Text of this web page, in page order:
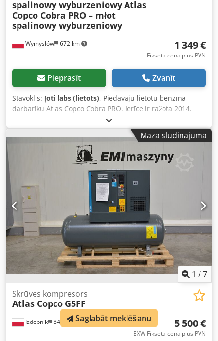
Wymysłów 672 km
spalinowy wyburzeniowyAtlas
Copco Cobra PRO – młot
spalinowy wyburzeniowy
1 349 €
Fiksēta cena plus PVN
Pieprasīt Zvanīt
Stāvoklis: ļoti labs (lietots), Piedāvāju lietotu benzīna
darbarīku Atlas Copco Cobra PRO. Ierīce ir ražota 2014.
gadā un izgatavota Zviedrijā. Cobra PRO ir profesionāls
benzīna darbarīks, kas paredzēts būvniecības, ceļu un
demontāžas darbiem – tam nav nepieciešams elektrības
pieslēgums vai kompresors, tāpēc tas ir īpaši piemērots
darbam ārpus telpām. Vizualais stāvoklis atbilst
fotogrāfijām – ir normāli lietošanas pēdas, skrāpējumi un
nodilumi. Aprīkots ar darba kaltu. Dati: Dsdpszkwdlsfx Ah
Sock Ražotājs: Atlas Copco Modelis: Cobra PRO Ražošanas
gads: 2014 Ražošanas valsts: Zviedrija Dzinējs: 2-taktu
benzīna dzinējs Pielietojums: betona, asfalta kalšana, ceļu
un zemes darbi Mobilā konstrukcija – nav nepieciešams
kompresors vai tīkla pieslēgums.
Mazā sludinājuma
1 /7
Izdebnik 843 km
Skrūves kompresors
Atlas Copco G5FF
5 500 €
EXW Fiksēta cena plus PVN
Saglabāt meklēšanu